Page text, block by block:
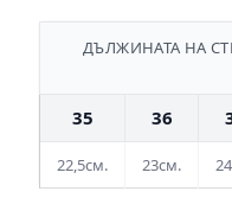
ДЪЛЖИНАТА НА
35 36
22,5см. 23см.